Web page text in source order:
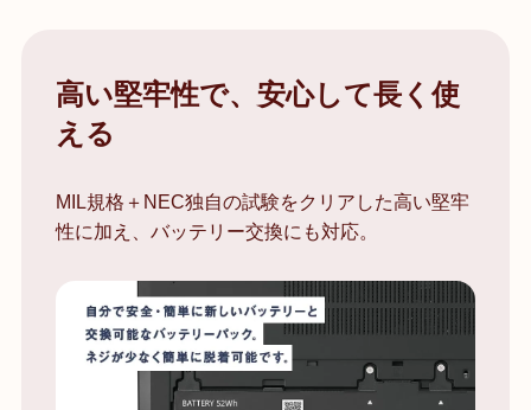
高い堅牢性で、安心して長く使
える
MIL規格＋NEC独自の試験をクリアした高い堅牢
性に加え、バッテリー交換にも対応。